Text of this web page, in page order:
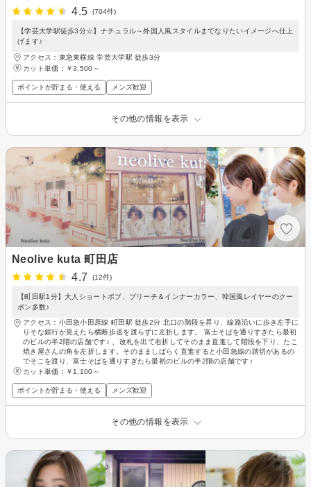
4.5
(704件)
【学芸大学駅徒歩3分☆】ナチュラル～外国人風スタイルまでなりたいイメージへ仕上
げます♪
アクセス：東急東横線 学芸大学駅 徒歩3分
カット単価： ￥3,500～
ポイントが貯まる・使える メンズ歓迎
その他の情報を表示
Neolive kuta 町田店
4.7
(12件)
【町田駅1分】大人ショートボブ、ブリーチ＆インナーカラー、韓国風レイヤーのクー
ポン多数♪
アクセス：小田急小田原線 町田駅 徒歩2分 北口の階段を昇り、線路沿いに歩き左手に
りそな銀行が見えたら横断歩道を渡らずに左折します。 富士そばを通りすぎたら最初
のビルの半2階の店舗です♪ 、改札を出て右折してそのまま直進して階段を下り、たこ
焼き屋さんの角を左折します。そのまましばらく直進すると小田急線の踏切があるの
でそこを渡り、富士そばを通りすぎたら最初のビルの半2階の店舗です♪
カット単価： ￥1,100～
ポイントが貯まる・使える メンズ歓迎
その他の情報を表示